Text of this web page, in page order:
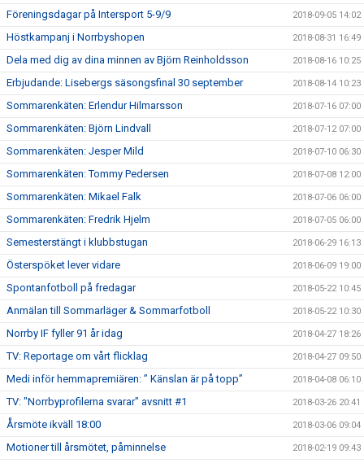
Föreningsdagar på Intersport 5-9/9 2018-09-05 14:02
Höstkampanj i Norrbyshopen 2018-08-31 16:49
Dela med dig av dina minnen av Björn Reinholdsson 2018-08-16 10:25
Erbjudande: Lisebergs säsongsfinal 30 september 2018-08-14 10:23
Sommarenkäten: Erlendur Hilmarsson 2018-07-16 07:00
Sommarenkäten: Björn Lindvall 2018-07-12 07:00
Sommarenkäten: Jesper Mild 2018-07-10 06:30
Sommarenkäten: Tommy Pedersen 2018-07-08 12:00
Sommarenkäten: Mikael Falk 2018-07-06 06:00
Sommarenkäten: Fredrik Hjelm 2018-07-05 06:00
Semesterstängt i klubbstugan 2018-06-29 16:13
Österspöket lever vidare 2018-06-09 19:00
Spontanfotboll på fredagar 2018-05-22 10:45
Anmälan till Sommarläger & Sommarfotboll 2018-05-22 10:30
Norrby IF fyller 91 år idag 2018-04-27 18:26
TV: Reportage om vårt flicklag 2018-04-27 09:50
Medi inför hemmapremiären: ” Känslan är på topp” 2018-04-08 06:10
TV: "Norrbyprofilerna svarar" avsnitt #1 2018-03-26 20:41
Årsmöte ikväll 18:00 2018-03-06 09:04
Motioner till årsmötet, påminnelse 2018-02-19 09:43